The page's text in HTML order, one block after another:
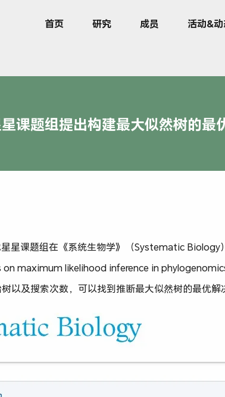
首页 研究 成员 活动&
课题组提出构建最大似然树的最
星课题组在《系统生物学》（Systematic
maximum likelihood inference in
以及搜索次数，可以找到推断最大似然树的最优解